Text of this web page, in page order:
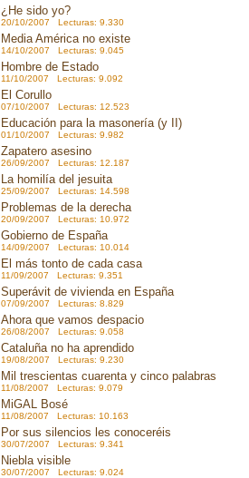
¿He sido yo?
20/10/2007 Lecturas: 9.330
Media América no existe
14/10/2007 Lecturas: 9.045
Hombre de Estado
11/10/2007 Lecturas: 9.092
El Corullo
07/10/2007 Lecturas: 12.523
Educación para la masonería (y II)
01/10/2007 Lecturas: 9.982
Zapatero asesino
26/09/2007 Lecturas: 12.187
La homilía del jesuita
25/09/2007 Lecturas: 14.598
Problemas de la derecha
20/09/2007 Lecturas: 10.972
Gobierno de España
14/09/2007 Lecturas: 10.014
El más tonto de cada casa
11/09/2007 Lecturas: 9.351
Superávit de vivienda en España
07/09/2007 Lecturas: 8.829
Ahora que vamos despacio
26/08/2007 Lecturas: 9.058
Cataluña no ha aprendido
19/08/2007 Lecturas: 9.230
Mil trescientas cuarenta y cinco palabras
11/08/2007 Lecturas: 9.079
MiGAL Bosé
11/08/2007 Lecturas: 10.163
Por sus silencios les conoceréis
30/07/2007 Lecturas: 9.341
Niebla visible
30/07/2007 Lecturas: 9.024